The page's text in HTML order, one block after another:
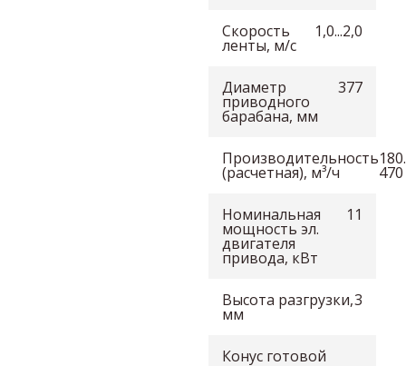
Скорость
ленты, м/с
1,0...2,0
Диаметр
приводного
барабана, мм
377
Производительность
(расчетная), м³/ч 470
Номинальная
мощность эл.
двигателя
привода, кВт
11
Высота разгрузки,
мм
3
Конус готовой